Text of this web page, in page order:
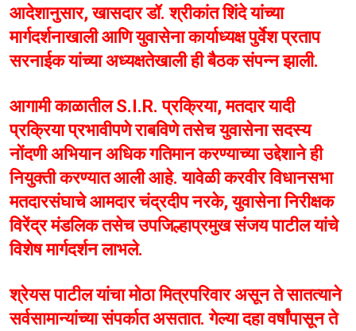
आदेशानुसार, खासदार डॉ. श्रीकांत शिंदे यांच्या
मार्गदर्शनाखाली आणि युवासेना कार्याध्यक्ष पुर्वेश प्रताप
सरनाईक यांच्या अध्यक्षतेखाली ही बैठक संपन्न झाली.
आगामी काळातील S.I.R. प्रक्रिया, मतदार यादी
प्रक्रिया प्रभावीपणे राबविणे तसेच युवासेना सदस्य
नोंदणी अभियान अधिक गतिमान करण्याच्या उद्देशाने ही
नियुक्ती करण्यात आली आहे. यावेळी करवीर विधानसभा
मतदारसंघाचे आमदार चंद्रदीप नरके, युवासेना निरीक्षक
विरेंद्र मंडलिक तसेच उपजिल्हाप्रमुख संजय पाटील यांचे
विशेष मार्गदर्शन लाभले.
श्रेयस पाटील यांचा मोठा मित्रपरिवार असून ते सातत्याने
सर्वसामान्यांच्या संपर्कात असतात. गेल्या दहा वर्षांपासून ते